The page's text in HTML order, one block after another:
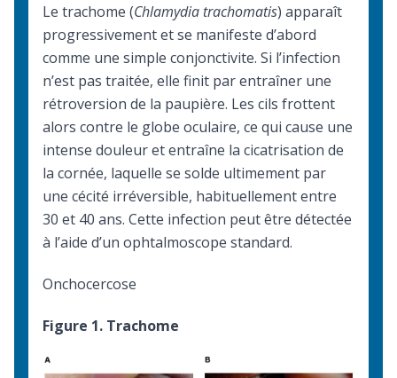
Le trachome (Chlamydia trachomatis) apparaît
progressivement et se manifeste d’abord
comme une simple conjonctivite. Si l’infection
n’est pas traitée, elle finit par entraîner une
rétroversion de la paupière. Les cils frottent
alors contre le globe oculaire, ce qui cause une
intense douleur et entraîne la cicatrisation de
la cornée, laquelle se solde ultimement par
une cécité irréversible, habituellement entre
30 et 40 ans. Cette infection peut être détectée
à l’aide d’un ophtalmoscope standard.
Onchocercose
Figure 1. Trachome